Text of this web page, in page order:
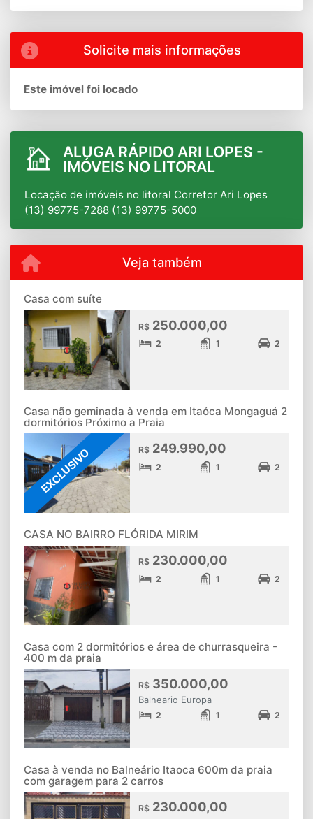
Solicite mais informações
Este imóvel foi locado
ALUGA RÁPIDO ARI LOPES -
IMÓVEIS NO LITORAL
Locação de imóveis no litoral Corretor Ari Lopes
(13) 99775-7288 (13) 99775-5000
Veja também
Casa com suíte
R$ 250.000,00
2 1 2
Casa não geminada à venda em Itaóca Mongaguá 2
dormitórios Próximo a Praia
EXCLUSIVO R$ 249.990,00
2 1 2
CASA NO BAIRRO FLÓRIDA MIRIM
R$ 230.000,00
2 1 2
Casa com 2 dormitórios e área de churrasqueira -
400 m da praia
R$ 350.000,00
Balneario Europa
2 1 2
Casa à venda no Balneário Itaoca 600m da praia
com garagem para 2 carros
R$ 230.000,00